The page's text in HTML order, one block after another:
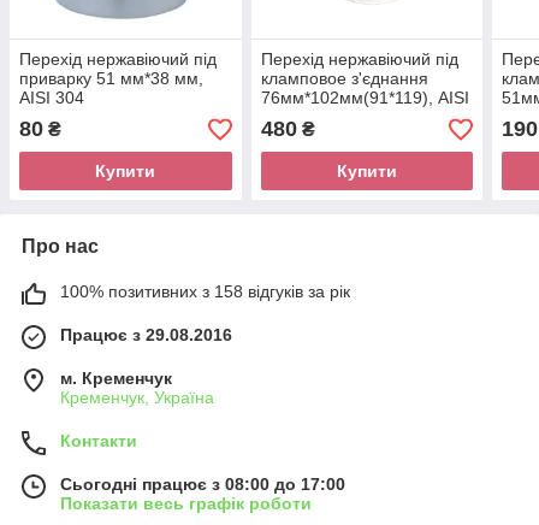
Перехід нержавіючий під
приварку 51 мм*38 мм,
AISI 304
80 ₴
Купити
Перехід нержавіючий під
кламповое з'єднання
76мм*102мм(91*119), AISI
304
480₴
Купити
190
Про нас
100% позитивних з 158 відгуків за рік
Працює з 29.08.2016
м. Кременчук
Кременчук, Україна
Контакти
Сьогодні працює з 08:00 до 17:00
Показати весь графік роботи